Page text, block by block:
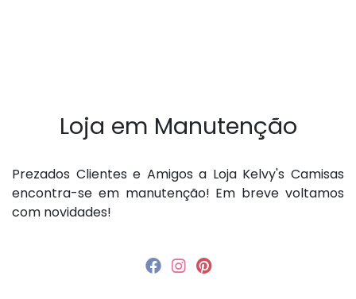
Loja em Manutenção
P rezados Clientes e Amigos a Loja Kelvy's Camisas
encontra-se em manutenção! Em breve voltamos
com novidades!